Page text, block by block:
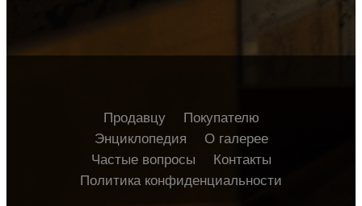
Продавцу
Покупателю
Энциклопедия
О галерее
Частые вопросы
Контакты
Политика конфиденциальности